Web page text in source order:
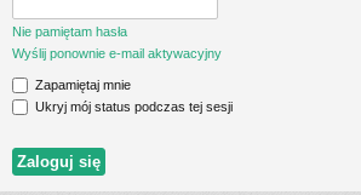
Nie pamiętam hasła
Wyślij ponownie e-mail aktywacyjny
Zapamiętaj mnie
Ukryj mój status podczas tej sesji